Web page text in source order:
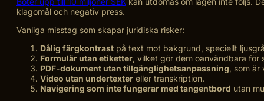
klagomål och negativ press.
Vanliga misstag som skapar juridiska risker:
Dålig färgkontrast på text mot bakgrund, speciellt
Formulär utan etiketter, vilket gör dem oanvändbara för
PDF-dokument utan tillgänglighetsanpassning, som är
Video utan undertexter eller transkription.
Navigering som inte fungerar med tangentbord utan